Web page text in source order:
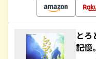
と
記